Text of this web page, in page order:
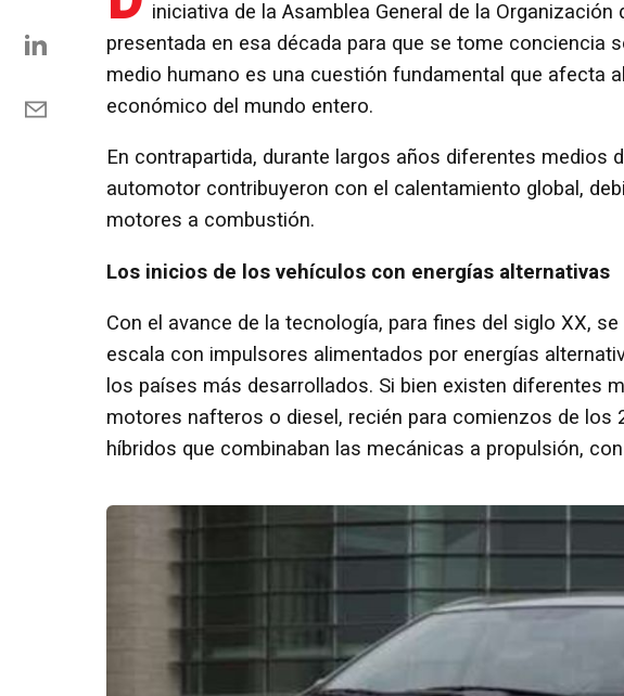
iniciativa de la Asamblea General de la
presentada en esa década para que se tome conciencia
medio humano es una cuestión fundamental que afecta
económico del mundo entero.
En contrapartida, durante largos años diferentes medios
automotor contribuyeron con el calentamiento global,
motores a combustión.
Los inicios de los vehículos con energías alternativas
Con el avance de la tecnología, para fines del siglo XX,
escala con impulsores alimentados por energías
los países más desarrollados. Si bien existen diferentes
motores nafteros o diesel, recién para comienzos de los
híbridos que combinaban las mecánicas a propulsión,